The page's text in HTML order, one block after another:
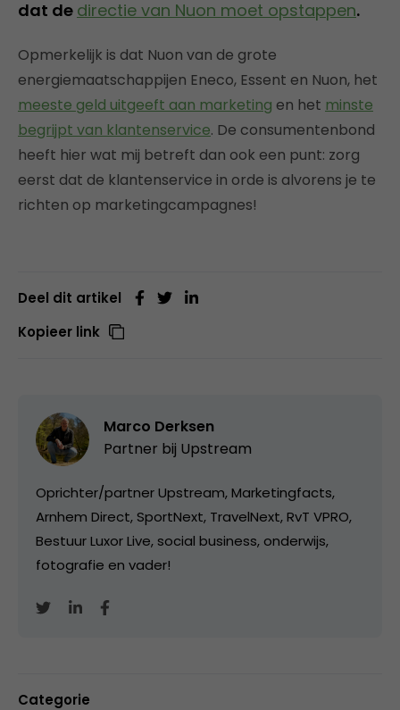
dat de directie van Nuon moet opstappen.
Opmerkelijk is dat Nuon van de grote
energiemaatschappijen Eneco, Essent en Nuon, het
meeste geld uitgeeft aan marketing en het minste
begrijpt van klantenservice. De consumentenbond
heeft hier wat mij betreft dan ook een punt: zorg
eerst dat de klantenservice in orde is alvorens je te
richten op marketingcampagnes!
Deel dit artikel
Kopieer link
Marco Derksen
Partner bij Upstream
Oprichter/partner Upstream, Marketingfacts,
Arnhem Direct, SportNext, TravelNext, RvT VPRO,
Bestuur Luxor Live, social business, onderwijs,
fotografie en vader!
Categorie